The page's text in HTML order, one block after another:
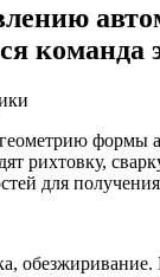
команда
формы
рихтовку,
для